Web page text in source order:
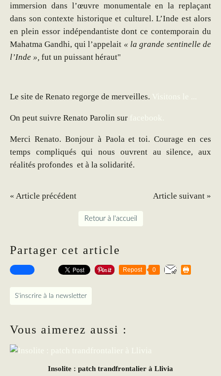
immersion dans l’œuvre monumentale en la replaçant
dans son contexte historique et culturel. L’Inde est alors
en plein essor indépendantiste dont ce contemporain du
Mahatma Gandhi, qui l’appelait « la grande sentinelle de
l’Inde », fut un puissant héraut"
Le site de Renato regorge de merveilles. Visitons le ...
On peut suivre Renato Parolin sur facebook.
Merci Renato. Bonjour à Paola et toi. Courage en ces
temps compliqués qui nous ouvrent au silence, aux
réalités profondes et à la solidarité.
« Article précédent Article suivant »
Retour à l'accueil
Partager cet article
Repost 0
S'inscrire à la newsletter
Vous aimerez aussi :
Insolite : patch trandfrontalier à Llivia